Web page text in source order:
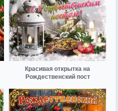
Красивая открытка на
Рождественский пост